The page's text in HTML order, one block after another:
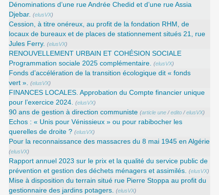
Dénominations d’une rue Andrée Chedid et d’une rue Assia
Djebar. (elusVX)
Cession, à titre onéreux, au profit de la fondation RHM, de
locaux de bureaux et de places de stationnement situés 21, rue
Jules Ferry. (elusVX)
RENOUVELLEMENT URBAIN ET COHÉSION SOCIALE
Programmation sociale 2025 complémentaire. (elusVX)
Fonds d’accélération de la transition écologique dit « fonds
vert ». (elusVX)
FINANCES LOCALES. Approbation du Compte financier unique
pour l’exercice 2024. (elusVX)
90 ans de gestion à direction communiste (article une /edito /elusVX)
Echos : « Unis pour Vénissieux » ou pour rabibocher les
querelles de droite ? (elusVX)
Pour la reconnaissance des massacres du 8 mai 1945 en Algérie
(elusVX)
Rapport annuel 2023 sur le prix et la qualité du service public de
prévention et gestion des déchets ménagers et assimilés. (elusVX)
Mise à disposition du terrain situé rue Pierre Stoppa au profit du
gestionnaire des jardins potagers. (elusVX)